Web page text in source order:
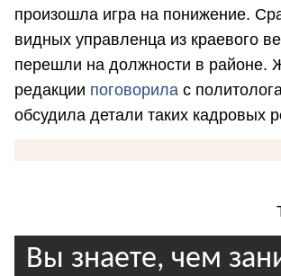
произошла игра на понижение.
видных управленца из краевого
перешли на должности в районе.
редакции поговорила с
обсудила детали таких кадровых